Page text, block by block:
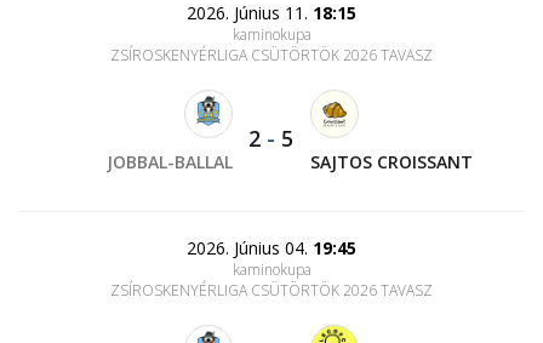
2026. Június 11. 18:15
kaminokupa
ZSÍROSKENYÉRLIGA CSÜTÖRTÖK 2026 TAVASZ
JOBBAL-BALLAL
2 - 5
SAJTOS CROISSANT
2026. Június 04. 19:45
kaminokupa
ZSÍROSKENYÉRLIGA CSÜTÖRTÖK 2026 TAVASZ